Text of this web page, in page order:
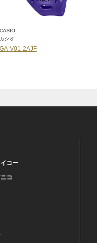
CASIO
カシオ
GA-V01A-8AJF
コー
コ